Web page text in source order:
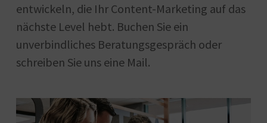
entwickeln, die Ihr Content-Marketing auf das
nächste Level hebt. Buchen Sie ein
unverbindliches Beratungsgespräch oder
schreiben Sie uns eine Mail.